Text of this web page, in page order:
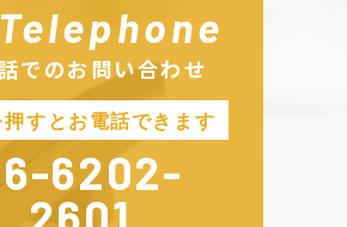
Telephone
でのお問い合わせ
6202-
2601